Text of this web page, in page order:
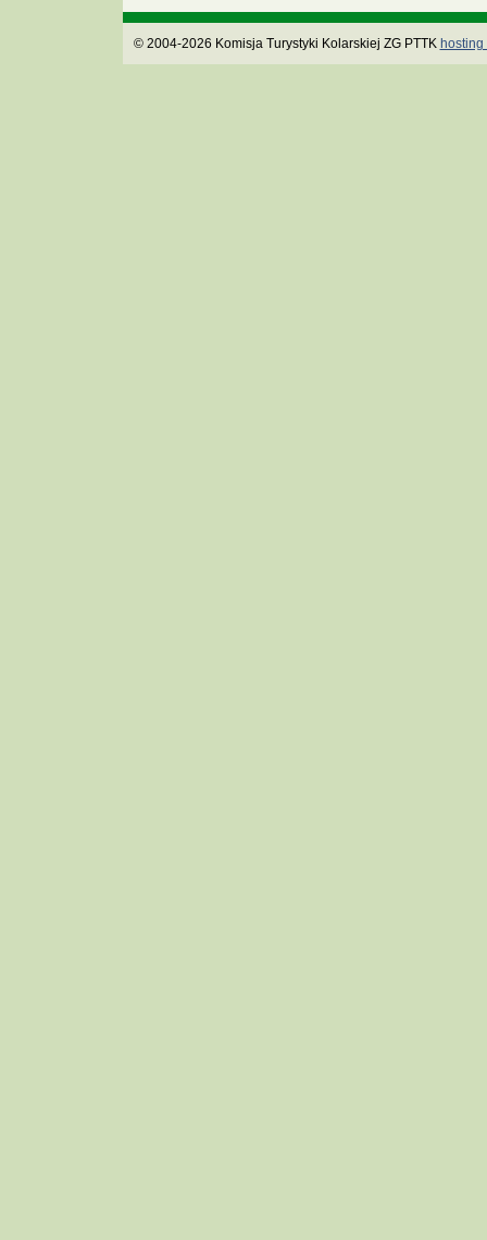
© 2004-2026 Komisja Turystyki Kolarskiej ZG PTTK hosting